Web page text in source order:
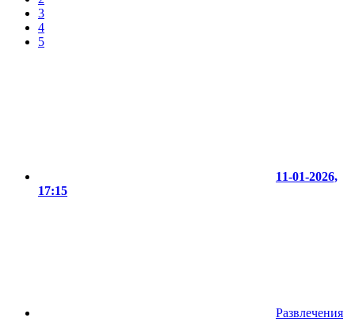
3
4
5
11-01-2026,
17:15
Развлечения